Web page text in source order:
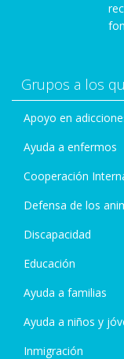
Grupos a los
Apoyo en
Ayuda a enfermos
Cooperación
Defensa de los
Discapacidad
Educación
Ayuda a familias
Ayuda a niños y
Inmigración